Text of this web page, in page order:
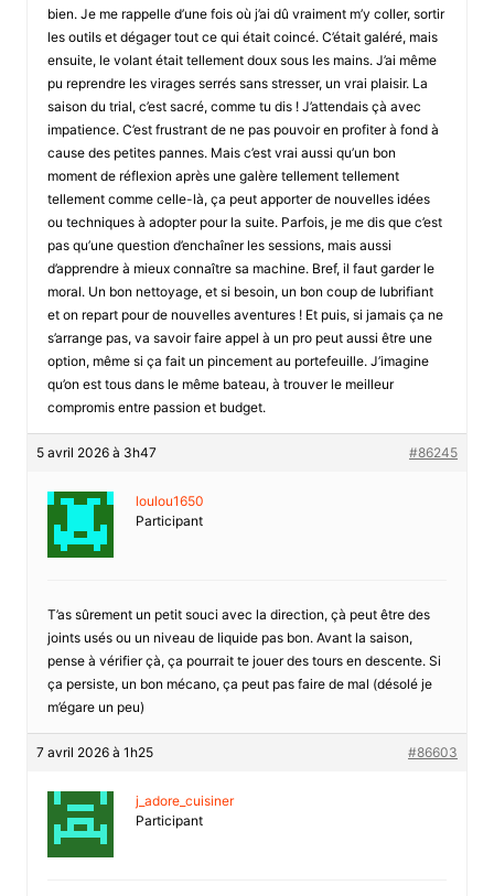
bien. Je me rappelle d’une fois où j’ai dû vraiment m’y coller, sortir
les outils et dégager tout ce qui était coincé. C’était galéré, mais
ensuite, le volant était tellement doux sous les mains. J’ai même
pu reprendre les virages serrés sans stresser, un vrai plaisir. La
saison du trial, c’est sacré, comme tu dis ! J’attendais çà avec
impatience. C’est frustrant de ne pas pouvoir en profiter à fond à
cause des petites pannes. Mais c’est vrai aussi qu’un bon
moment de réflexion après une galère tellement tellement
tellement comme celle-là, ça peut apporter de nouvelles idées
ou techniques à adopter pour la suite. Parfois, je me dis que c’est
pas qu’une question d’enchaîner les sessions, mais aussi
d’apprendre à mieux connaître sa machine. Bref, il faut garder le
moral. Un bon nettoyage, et si besoin, un bon coup de lubrifiant
et on repart pour de nouvelles aventures ! Et puis, si jamais ça ne
s’arrange pas, va savoir faire appel à un pro peut aussi être une
option, même si ça fait un pincement au portefeuille. J’imagine
qu’on est tous dans le même bateau, à trouver le meilleur
compromis entre passion et budget.
5 avril 2026 à 3h47 #86245
loulou1650
Participant
T’as sûrement un petit souci avec la direction, çà peut être des
joints usés ou un niveau de liquide pas bon. Avant la saison,
pense à vérifier çà, ça pourrait te jouer des tours en descente. Si
ça persiste, un bon mécano, ça peut pas faire de mal (désolé je
m’égare un peu)
7 avril 2026 à 1h25 #86603
j_adore_cuisiner
Participant